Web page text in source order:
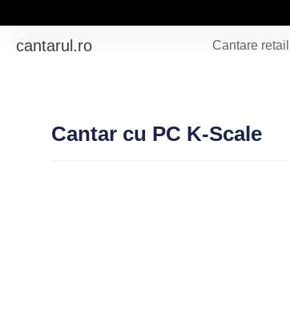
cantarul.ro Cantare retail
Cantar cu PC K-Scale